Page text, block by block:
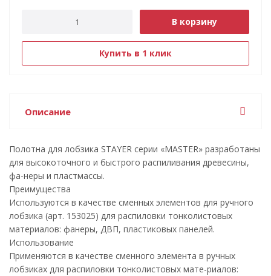
В корзину
Купить в 1 клик
Описание
Полотна для лобзика STAYER серии «MASTER» разработаны
для высокоточного и быстрого распиливания древесины,
фа-неры и пластмассы.
Преимущества
Используются в качестве сменных элементов для ручного
лобзика (арт. 153025) для распиловки тонколистовых
материалов: фанеры, ДВП, пластиковых панелей.
Использование
Применяются в качестве сменного элемента в ручных
лобзиках для распиловки тонколистовых мате-риалов: